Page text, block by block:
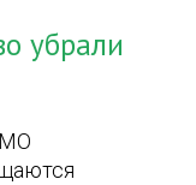
убрали
МО